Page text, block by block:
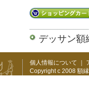
デッサン額
個人情報について
Copyright c 2008 額